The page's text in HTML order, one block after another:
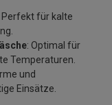
Perfekt für kalte
: Optimal für
Temperaturen.
und
Einsätze.